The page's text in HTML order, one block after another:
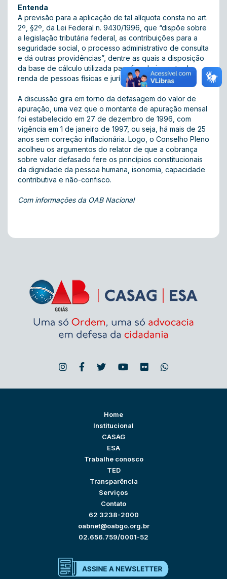
Entenda
A previsão para a aplicação de tal alíquota consta no art.
2º, §2º, da Lei Federal n. 9430/1996, que “dispõe sobre
a legislação tributária federal, as contribuições para a
seguridade social, o processo administrativo de consulta
e dá outras providências”, dentre as quais a disposição
da base de cálculo utilizada para fins de imposto de
renda de pessoas físicas e jurídicas.
A discussão gira em torno da defasagem do valor de
apuração, uma vez que o montante de apuração mensal
foi estabelecido em 27 de dezembro de 1996, com
vigência em 1 de janeiro de 1997, ou seja, há mais de 25
anos sem correção inflacionária. Logo, o Conselho Pleno
acolheu os argumentos do relator de que a cobrança
sobre valor defasado fere os princípios constitucionais
da dignidade da pessoa humana, isonomia, capacidade
contributiva e não-confisco.
Com informações da OAB Nacional
Home
Institucional
CASAG
ESA
Trabalhe conosco
TED
Transparência
Serviços
Contato
62 3238-2000
oabnet@oabgo.org.br
02.656.759/0001-52